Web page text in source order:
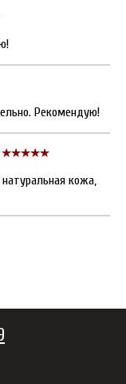
Рекомендую!
кожа,